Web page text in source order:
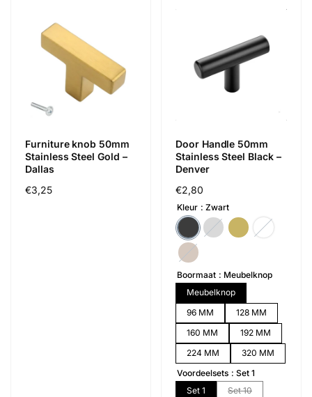
Furniture knob 50mm
Stainless Steel Gold –
Dallas
Regular
€3,25
Door Handle 50mm
Stainless Steel Black –
Denver
Regular
price
€2,80
Kleur Zwart
Boormaat
Meubelknop
Meubelknop
96 MM
128 MM
160 MM
192 MM
224 MM
320 MM
Voordeelsets
Set 1
Set 1
Set 10